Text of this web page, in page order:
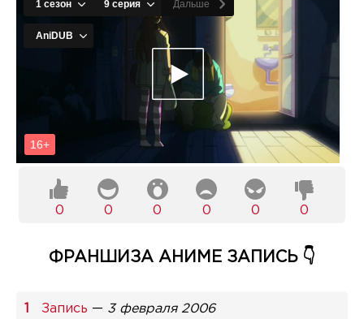
0 0 0 0 0 0
ФРАНШИЗА АНИМЕ ЗАПИСЬ 👇
Запись — 3 февраля 2006